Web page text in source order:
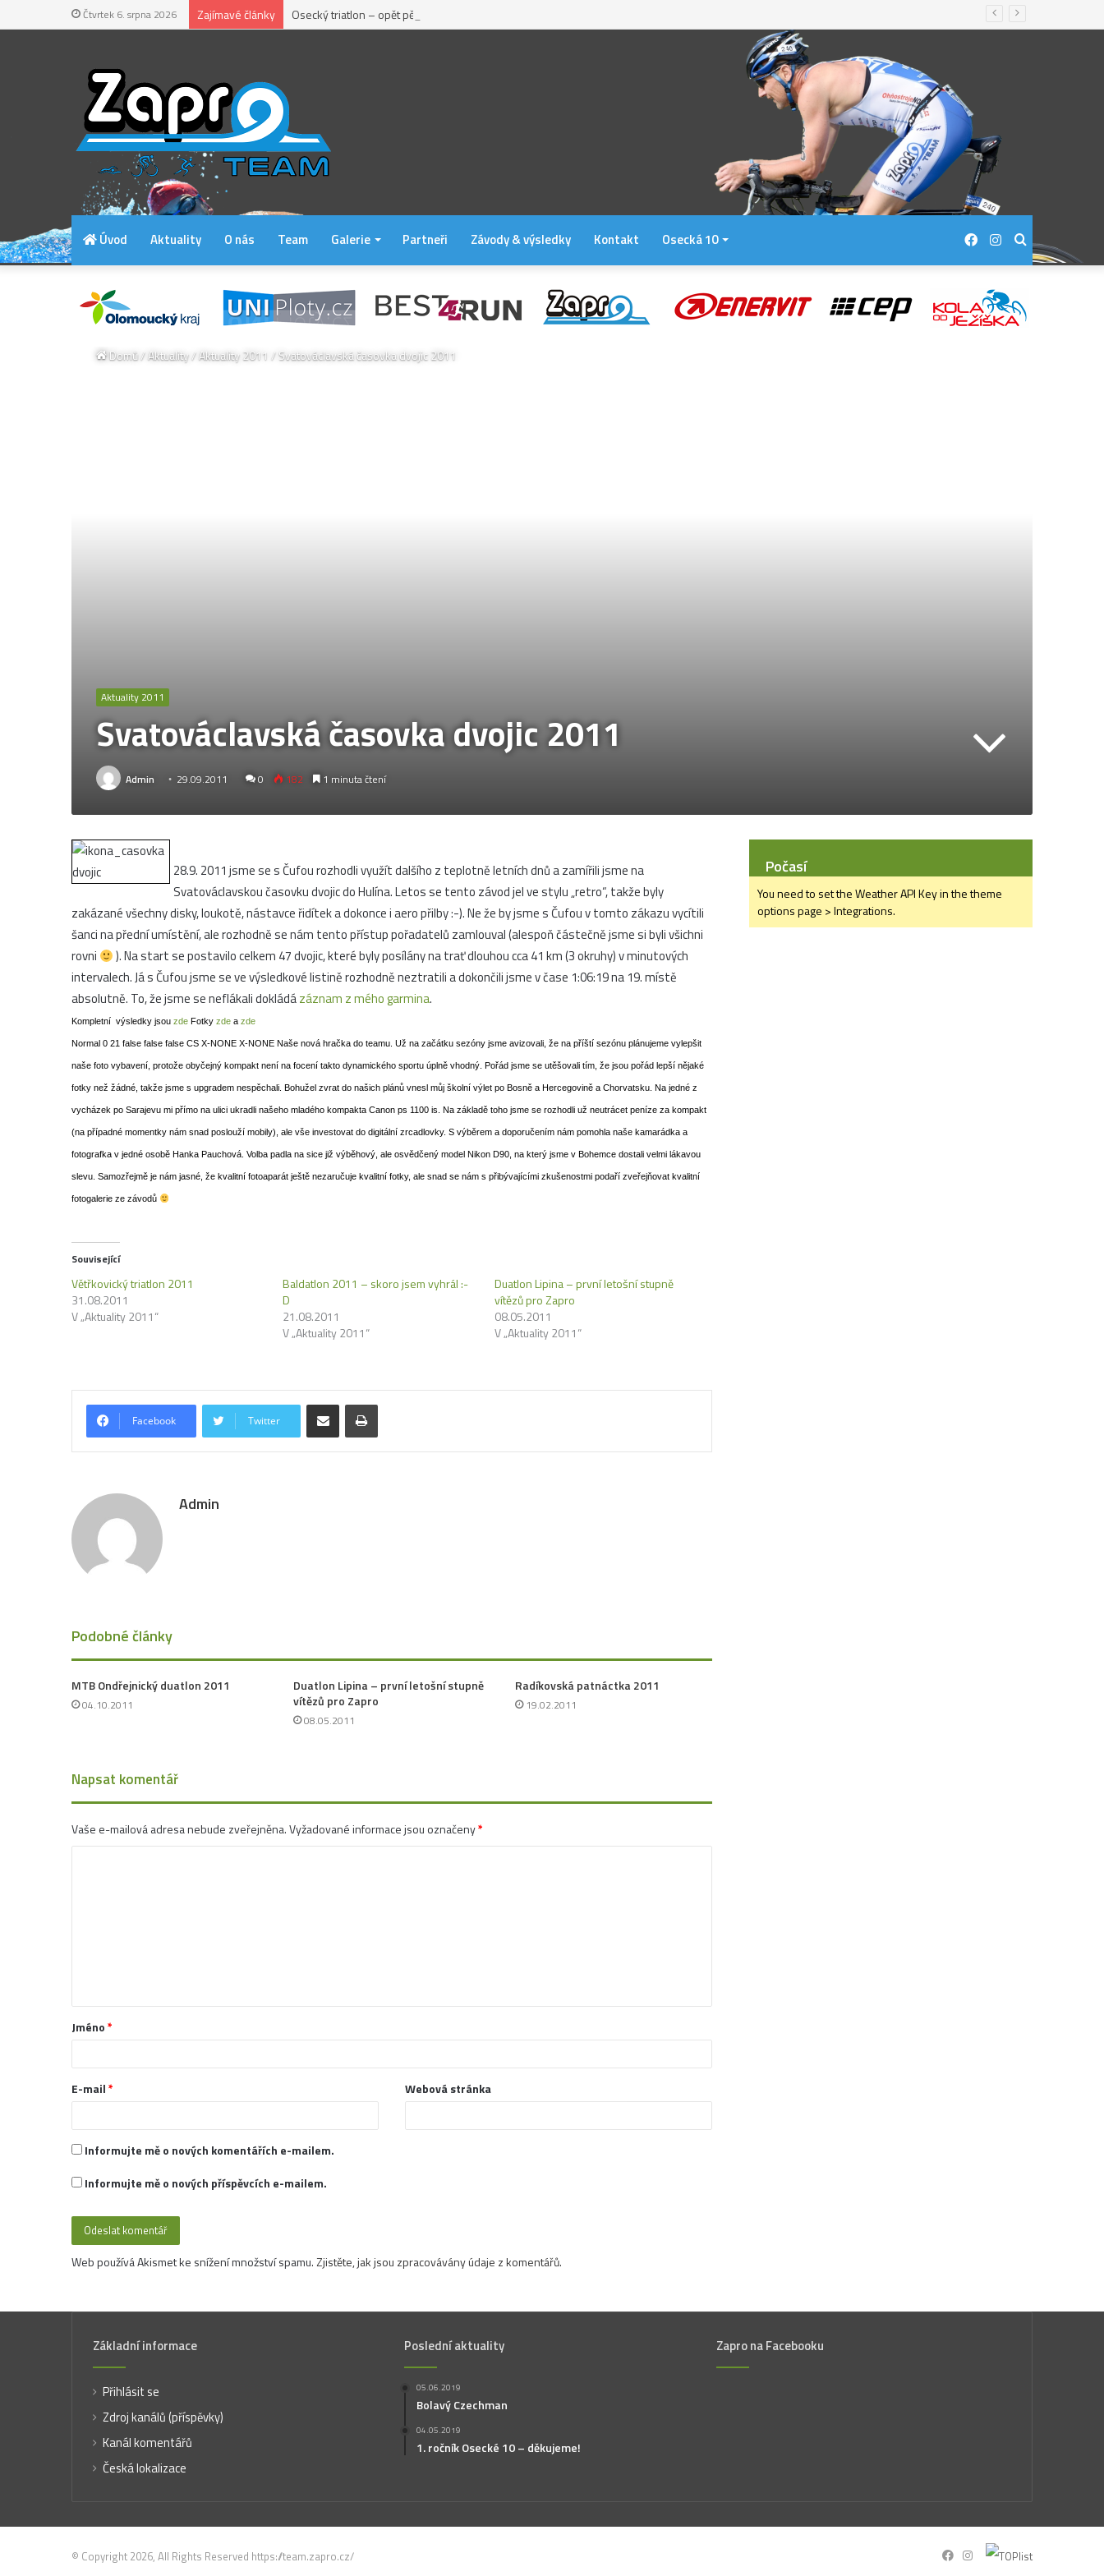
Čtvrtek 6. srpna 2026 Zajímavé články Osecký triatlon – opět pěkný „fičák“
Úvod Aktuality O nás Team Galerie Partneři Závody & výsledky Kontakt Osecká 10 Hledej
Instagram
Facebook
Domů/Aktuality/Aktuality 2011 /Svatováclavská časovka dvojic 2011
Aktuality 2011
Svatováclavská časovka dvojic 2011
Admin 29.09.2011 0 182 1 minuta čtení
28.9. 2011 jsme se s Čufou rozhodli využít dalšího z teplotně letních dnů a zamířili jsme na
Svatováclavskou časovku dvojic do Hulína. Letos se tento závod jel ve stylu „retro“, takže byly
zakázané všechny disky, loukotě, nástavce řidítek a dokonce i aero přilby :-). Ne že by jsme s Čufou v tomto zákazu vycítili
šanci na přední umístění, ale rozhodně se nám tento přístup pořadatelů zamlouval (alespoň částečně jsme si byli všichni
rovni
). Na start se postavilo celkem 47 dvojic, které byly posílány na trať dlouhou cca 41 km (3 okruhy) v minutových
intervalech. Já s Čufou jsme se ve výsledkové listině rozhodně neztratili a dokončili jsme v čase 1:06:19 na 19. místě
absolutně. To, že jsme se neflákali dokládázáznam z mého garmina.
Kompletní výsledky jsou zde Fotky zde a zde
Normal 0 21 false false false CS X-NONE X-NONE Naše nová hračka do teamu. Už na začátku sezóny jsme avizovali, že na příští sezónu plánujeme vylepšit
naše foto vybavení, protože obyčejný kompakt není na focení takto dynamického sportu úplně vhodný. Pořád jsme se utěšovali tím, že jsou pořád lepší nějaké
fotky než žádné, takže jsme s upgradem nespěchali. Bohužel zvrat do našich plánů vnesl můj školní výlet po Bosně a Hercegovině a Chorvatsku. Na jedné z
vycházek po Sarajevu mi přímo na ulici ukradli našeho mladého kompakta Canon ps 1100 is. Na základě toho jsme se rozhodli už neutrácet peníze za kompakt
(na případné momentky nám snad poslouží mobily), ale vše investovat do digitální zrcadlovky. S výběrem a doporučením nám pomohla naše kamarádka a
fotografka v jedné osobě Hanka Pauchová. Volba padla na sice již výběhový, ale osvědčený model Nikon D90, na který jsme v Bohemce dostali velmi lákavou
slevu. Samozřejmě je nám jasné, že kvalitní fotoaparát ještě nezaručuje kvalitní fotky, ale snad se nám s přibývajícími zkušenostmi podaří zveřejňovat kvalitní
fotogalerie ze závodů
Související
Větřkovický triatlon 2011
31.08.2011
V „Aktuality 2011“
Baldatlon 2011 – skoro jsem vyhrál :-
D
21.08.2011
V „Aktuality 2011“
Duatlon Lipina – první letošní stupně
vítězů pro Zapro
08.05.2011
V „Aktuality 2011“
Facebook Twitter
Share via Email Tisk
Admin
Podobné články
MTB Ondřejnický duatlon 2011
04.10.2011
Duatlon Lipina – první letošní stupně
vítězů pro Zapro
08.05.2011
Radíkovská patnáctka 2011
19.02.2011
Napsat komentář
Vaše e-mailová adresa nebude zveřejněna.Vyžadované informace jsou označeny*
á
řJméno*
E-mail* Webová stránka
Informujte mě o nových komentářích e-mailem.
Informujte mě o nových příspěvcích e-mailem.
Web používá Akismet ke snížení množství spamu.Zjistěte, jak jsou zpracovávány údaje z komentářů.
Počasí
You need to set the Weather API Key in the theme
options page > Integrations.
Základní informace
Přihlásit se
Zdroj kanálů (příspěvky)
Kanál komentářů
Česká lokalizace
Poslední aktuality
05.06.2019
Bolavý Czechman
04.05.2019
1. ročník Osecké 10 – děkujeme!
Zapro na Facebooku
© Copyright 2026, All Rights Reserved https://team.zapro.cz/ Facebook
Instagram